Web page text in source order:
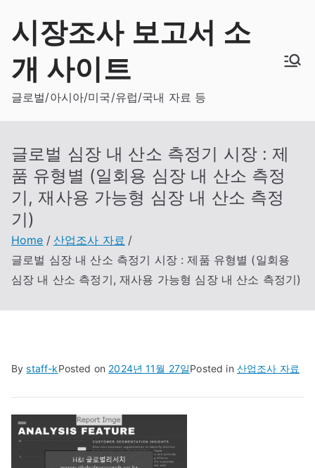
content
시장조사 보고서 소
개 사이트
글로벌/아시아/미국/유럽/국내 자료 등
글로벌 심장 내 산소 측정기 시장 : 제
품 유형별 (일회용 심장 내 산소 측정
기, 재사용 가능형 심장 내 산소 측정
기)
Home
산업조사 자료
글로벌 심장 내 산소 측정기 시장 : 제품 유형별 (일회용
심장 내 산소 측정기, 재사용 가능형 심장 내 산소 측정기)
Bystaff-kPosted on 2024년 11월 27일Posted in 산업조사 자료